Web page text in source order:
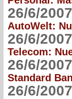
26/6/2007
AutoWelt:
26/6/2007
Telecom:
26/6/2007
Standard
26/6/2007